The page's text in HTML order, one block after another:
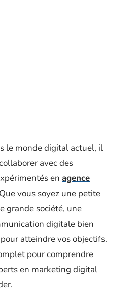
le monde digital actuel, il
avec des
en agence
vous soyez une petite
grande société, une
digitale bien
atteindre vos objectifs.
pour comprendre
en marketing digital